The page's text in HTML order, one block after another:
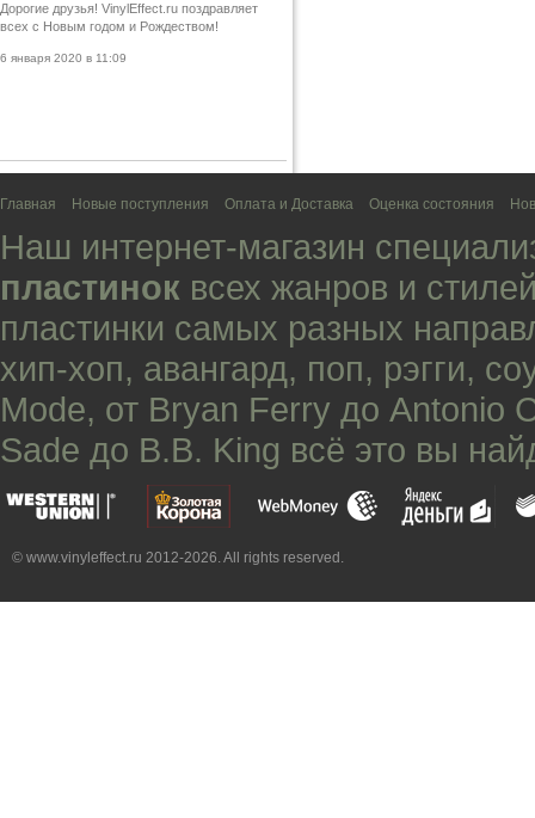
Дорогие друзья! VinylEffect.ru поздравляет
всех с Новым годом и Рождеством!
6 января 2020 в 11:09
Главная Новые поступления Оплата и Доставка Оценка состояния
Наш интернет-магазин
пластинок всех жанров и
пластинки самых разных
хип-хоп, авангард, поп, рэгги,
Mode, от Bryan Ferry до Antonio
Sade до B.B. King всё это вы
© www.vinyleffect.ru 2012-2026. All rights reserved.